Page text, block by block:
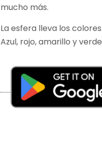
mucho más.
La esfera lleva los
Azul, rojo, amarillo y